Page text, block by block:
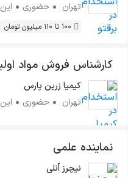
تهران
حضوری
100 تا 110 میلیون تومان
کارشناس فروش مواد
کیمیا زرین پارس
تهران
حضوری
نماینده علمی
نیچرز اُنلی